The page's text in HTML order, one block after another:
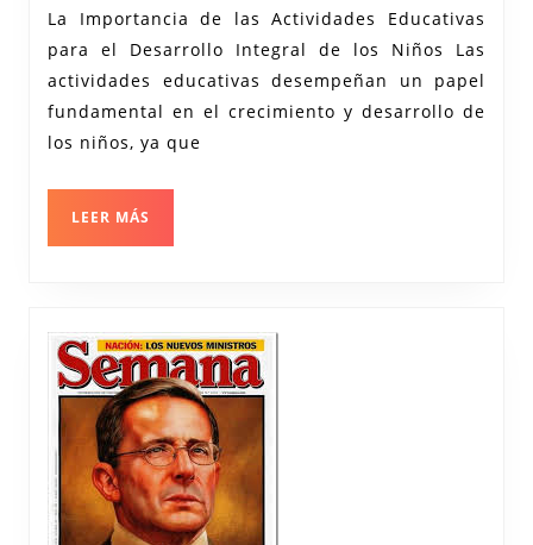
a
través
de
La Importancia de las Actividades Educativas
para el Desarrollo Integral de los Niños Las
actividades educativas desempeñan un papel
fundamental en el crecimiento y desarrollo de
los niños, ya que
LEER MÁS